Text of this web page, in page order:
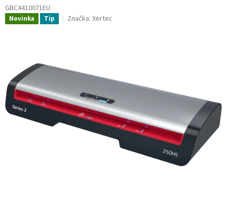
GBC4410071EU
Novinka Tip Značka: Xertec